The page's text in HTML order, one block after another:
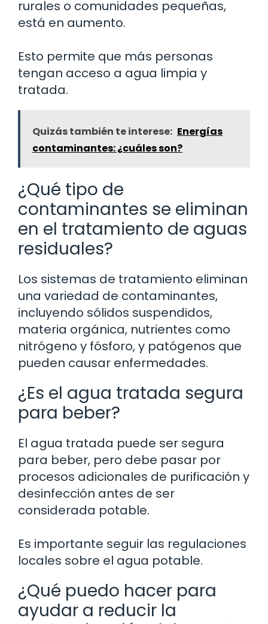
rurales o comunidades pequeñas,
está en aumento.
Esto permite que más personas
tengan acceso a agua limpia y
tratada.
Quizás también te interese: Energías
contaminantes: ¿cuáles son?
¿Qué tipo de
contaminantes se eliminan
en el tratamiento de aguas
residuales?
Los sistemas de tratamiento eliminan
una variedad de contaminantes,
incluyendo sólidos suspendidos,
materia orgánica, nutrientes como
nitrógeno y fósforo, y patógenos que
pueden causar enfermedades.
¿Es el agua tratada segura
para beber?
El agua tratada puede ser segura
para beber, pero debe pasar por
procesos adicionales de purificación y
desinfección antes de ser
considerada potable.
Es importante seguir las regulaciones
locales sobre el agua potable.
¿Qué puedo hacer para
ayudar a reducir la